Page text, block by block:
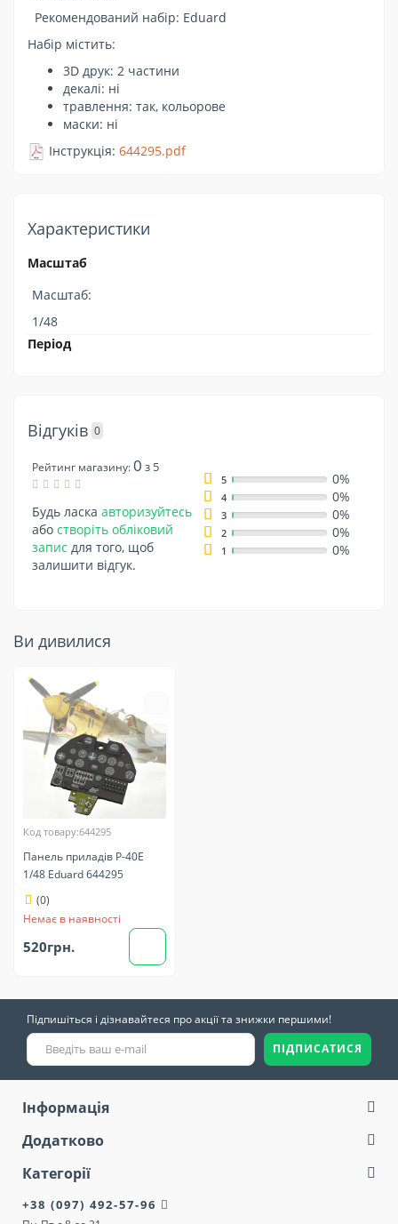
Рекомендований набір: Eduard
Набір містить:
3D друк: 2 частини
декалі: ні
травлення: так, кольорове
маски: ні
Інструкція: 644295.pdf
Характеристики
Масштаб
Масштаб:
1/48
Період
Відгуків 0
Рейтинг магазину:0 з 5
Будь ласка авторизуйтесь
або створіть обліковий
запис для того, щоб
залишити відгук.
5 0%
4 0%
3 0%
2 0%
1 0%
Ви дивилися
Код товару:644295
Панель приладів P-40E
1/48 Eduard 644295
(0)
Немає в наявності
520грн.
Підпишіться і дізнавайтеся про акції та знижки першими!
ПІДПИСАТИСЯ
Інформація
Додатково
Категорії
+38 (097) 492-57-96